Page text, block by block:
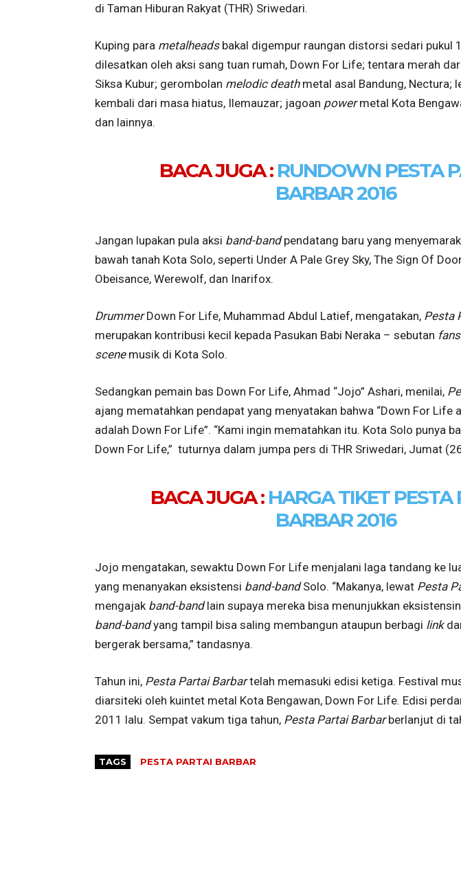
di Taman Hiburan Rakyat (THR) Sriwedari.
Kuping para metalheads bakal digempur raungan distorsi sedari pukul
dilesatkan oleh aksi sang tuan rumah, Down For Life; tentara merah
Siksa Kubur; gerombolan melodic death metal asal Bandung, Nectura;
kembali dari masa hiatus, Ilemauzar; jagoan powermetal Kota
dan lainnya.
BACA JUGA : RUNDOWN PESTA
BARBAR 2016
Jangan lupakan pula aksi band-bandpendatang baru yang
bawah tanah Kota Solo, seperti Under A Pale Grey Sky, The Sign Of
Obeisance, Werewolf, dan Inarifox.
DrummerDown For Life, Muhammad Abdul Latief, mengatakan, Pesta
merupakan kontribusi kecil kepada Pasukan Babi Neraka – sebutan fans
scenemusik di Kota Solo.
Sedangkan pemain bas Down For Life, Ahmad “Jojo” Ashari, menilai,
ajang mematahkan pendapat yang menyatakan bahwa “Down For Life
adalah Down For Life”. “Kami ingin mematahkan itu. Kota Solo punya
Down For Life,” tuturnya dalam jumpa pers di THR Sriwedari, Jumat
BACA JUGA : HARGA TIKET PESTA
BARBAR 2016
Jojo mengatakan, sewaktu Down For Life menjalani laga tandang ke
yang menanyakan eksistensi band-bandSolo. “Makanya, lewat Pesta
mengajak band-bandlain supaya mereka bisa menunjukkan
band-bandyang tampil bisa saling membangun ataupun berbagi link
bergerak bersama,” tandasnya.
Tahun ini, Pesta Partai Barbartelah memasuki edisi ketiga. Festival
diarsiteki oleh kuintet metal Kota Bengawan, Down For Life. Edisi
2011 lalu. Sempat vakum tiga tahun, Pesta Partai Barbarberlanjut di
TAGS PESTA PARTAI BARBAR